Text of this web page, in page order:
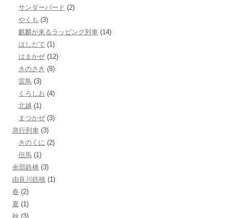
サンダーバード (2)
やくも (3)
麒麟が来るラッピング列車 (14)
はしだて (1)
はまかぜ(12)
きのさき (8)
雷鳥 (3)
くろしお (4)
北越 (1)
まつかぜ(3)
急行列車 (3)
きのくに (2)
但馬 (1)
余部鉄橋 (3)
由良川鉄橋 (1)
春 (2)
夏 (1)
秋 (3)